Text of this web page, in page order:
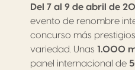
Del 7 al 9 de abril de
evento de renombre
concurso más
variedad. Unas 1.000
panel internacional de